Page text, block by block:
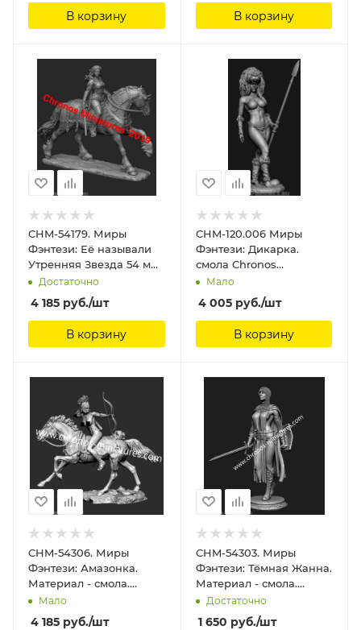
В корзину В корзину
CHM-54179. Миры
Фэнтези: Её называли
Утренняя Звезда 54 мм.
Материал - смола.
Chronos Miniatures, 54
мм
Достаточно
4 185 руб./шт
В корзину
CHM-120.006 Миры
Фэнтези: Дикарка.
смола Chronos
Miniatures, 120 мм
Мало
4 005руб./шт
В корзину
CHM-54306. Миры
Фэнтези: Амазонка.
Материал - смола.
Chronos Miniatures, 54
Мало
4 185 руб./шт
CHM-54303. Миры
Фэнтези: Тёмная Жанна.
Материал - смола.
Chronos Miniatures, 54
Достаточно
1 650 руб./шт